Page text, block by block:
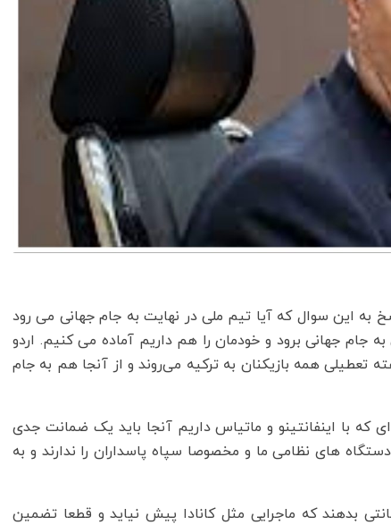
به این سوال که آیا تیم ملی در نهایت به جام جهانی می رود
جهانی برود و خودمان را هم داریم آماده می کنیم. اردو
تعطیلی همه بازیکنان به ترکیه می‌روند و از آنجا هم به جام
با اینفانتینو و ماتیاس داریم آنجا باید یک ضمانت جدی
های نظامی ما و مخصوصا سپاه پاسداران را ندارند و به
بدهند که ماجرایی مثل کانادا پیش نیاید و قطعا تضمین